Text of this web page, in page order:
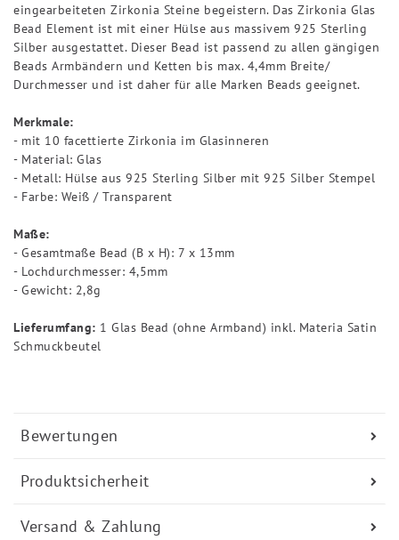
Bewertungen
Produktsicherheit
Versand & Zahlung
eingearbeiteten Zirkonia Steine begeistern. Das Zirkonia Glas
Bead Element ist mit einer Hülse aus massivem 925 Sterling
Silber ausgestattet. Dieser Bead ist passend zu allen gängigen
Beads Armbändern und Ketten bis max. 4,4mm Breite/
Durchmesser und ist daher für alle Marken Beads geeignet.
Merkmale:
- mit 10 facettierte Zirkonia im Glasinneren
- Material: Glas
- Metall: Hülse aus 925 Sterling Silber mit 925 Silber Stempel
- Farbe: Weiß / Transparent
Maße:
- Gesamtmaße Bead (B x H): 7 x 13mm
- Lochdurchmesser: 4,5mm
- Gewicht: 2,8g
Lieferumfang: 1 Glas Bead (ohne Armband) inkl. Materia Satin
Schmuckbeutel